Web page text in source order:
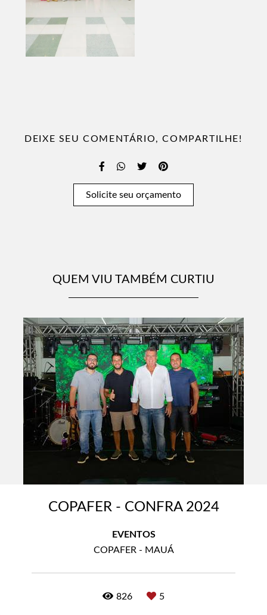
DEIXE SEU COMENTÁRIO, COMPARTILHE!
Solicite seu orçamento
QUEM VIU TAMBÉM CURTIU
COPAFER - CONFRA 2024
EVENTOS
COPAFER - MAUÁ
826 5